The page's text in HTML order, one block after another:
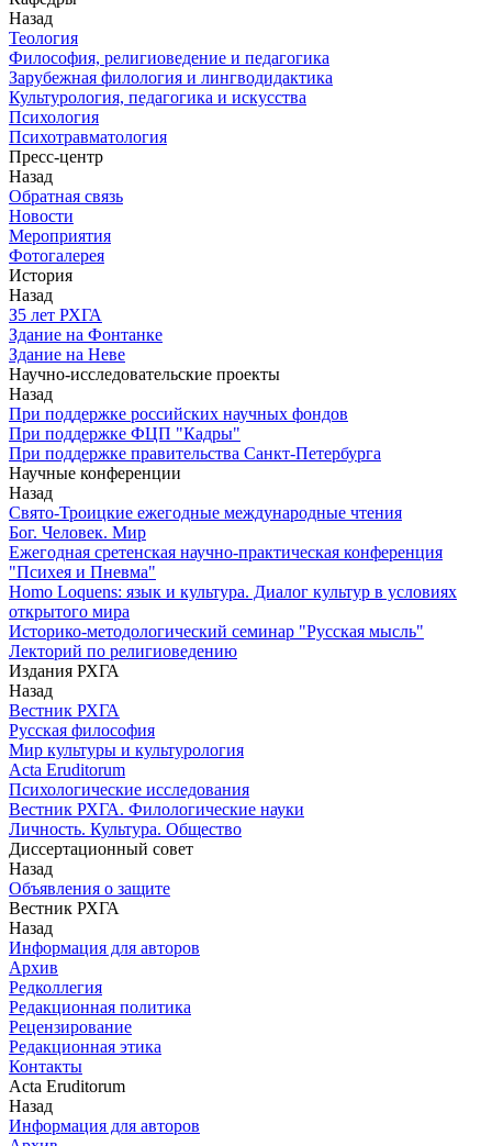
Назад
Теология
Философия, религиоведение и педагогика
Зарубежная филология и лингводидактика
Культурология, педагогика и искусства
Психология
Психотравматология
Пресс-центр
Назад
Обратная связь
Новости
Мероприятия
Фотогалерея
История
Назад
З5 лет РХГА
Здание на Фонтанке
Здание на Неве
Научно-исследовательские проекты
Назад
При поддержке российских научных фондов
При поддержке ФЦП "Кадры"
При поддержке правительства Санкт-Петербурга
Научные конференции
Назад
Свято-Троицкие ежегодные международные чтения
Бог. Человек. Мир
Ежегодная сретенская научно-практическая конференция
"Психея и Пневма"
Homo Loquens: язык и культура. Диалог культур в условиях
открытого мира
Историко-методологический семинар "Русская мысль"
Лекторий по религиоведению
Издания РХГА
Назад
Вестник РХГА
Русская философия
Мир культуры и культурология
Acta Eruditorum
Психологические исследования
Вестник РХГА. Филологические науки
Личность. Культура. Общество
Диссертационный совет
Назад
Объявления о защите
Вестник РХГА
Назад
Информация для авторов
Архив
Редколлегия
Редакционная политика
Рецензирование
Редакционная этика
Контакты
Acta Eruditorum
Назад
Информация для авторов